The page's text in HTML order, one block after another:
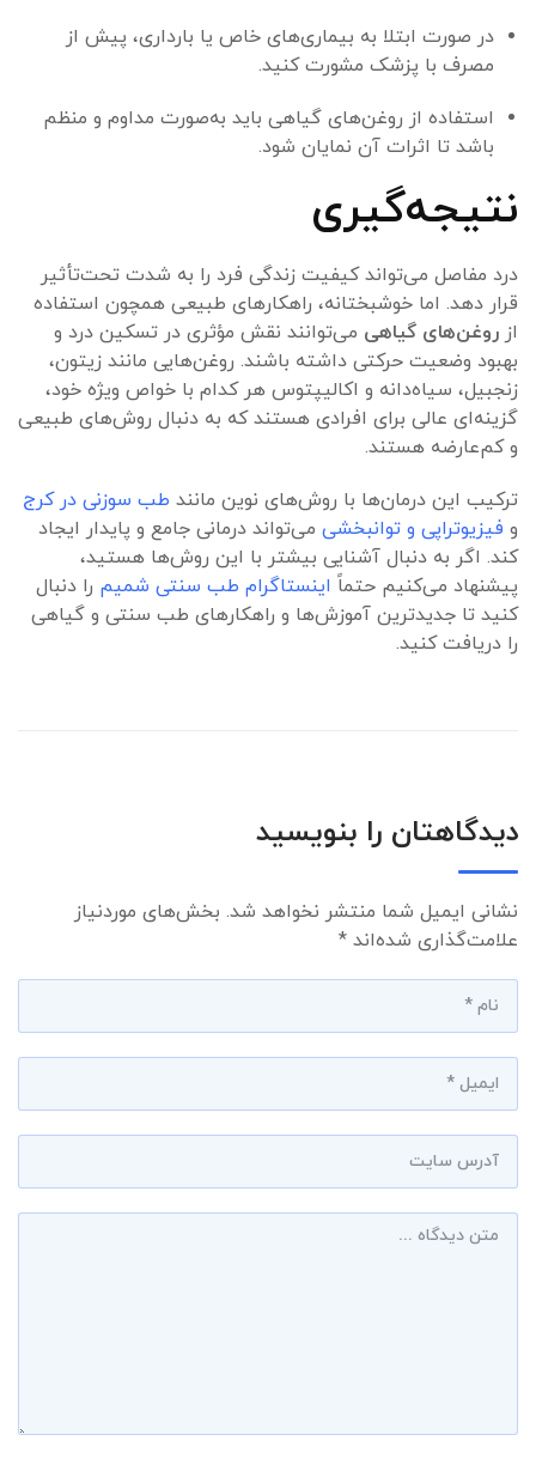
در صورت ابتلا به بیماری‌های خاص یا بارداری، پیش از
مصرف با پزشک مشورت کنید.
استفاده از روغن‌های گیاهی باید به‌صورت مداوم و منظم
باشد تا اثرات آن نمایان شود.
نتیجه‌گیری
درد مفاصل می‌تواند کیفیت زندگی فرد را به شدت تحت‌تأثیر
قرار دهد. اما خوشبختانه، راهکارهای طبیعی همچون استفاده
از روغن‌های گیاهی می‌توانند نقش مؤثری در تسکین درد و
بهبود وضعیت حرکتی داشته باشند. روغن‌هایی مانند زیتون،
زنجبیل، سیاه‌دانه و اکالیپتوس هر کدام با خواص ویژه خود،
گزینه‌ای عالی برای افرادی هستند که به دنبال روش‌های طبیعی
و کم‌عارضه هستند.
ترکیب این درمان‌ها با روش‌های نوین مانند طب سوزنی در کرج
و فیزیوتراپی و توانبخشی می‌تواند درمانی جامع و پایدار ایجاد
کند. اگر به دنبال آشنایی بیشتر با این روش‌ها هستید،
پیشنهاد می‌کنیم حتماً اینستاگرام طب سنتی شمیم را دنبال
کنید تا جدیدترین آموزش‌ها و راهکارهای طب سنتی و گیاهی
را دریافت کنید.
دیدگاهتان را بنویسید
نشانی ایمیل شما منتشر نخواهد شد. بخش‌های موردنیاز
علامت‌گذاری شده‌اند *